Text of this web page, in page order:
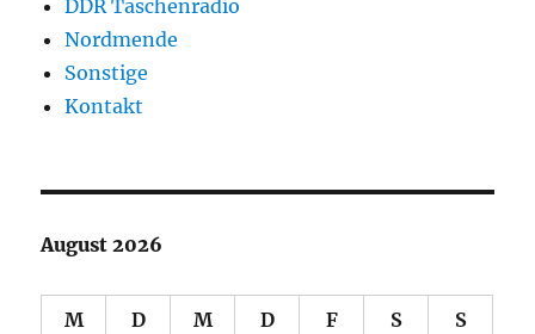
DDR Taschenradio
Nordmende
Sonstige
Kontakt
August 2026
M D M D F S S